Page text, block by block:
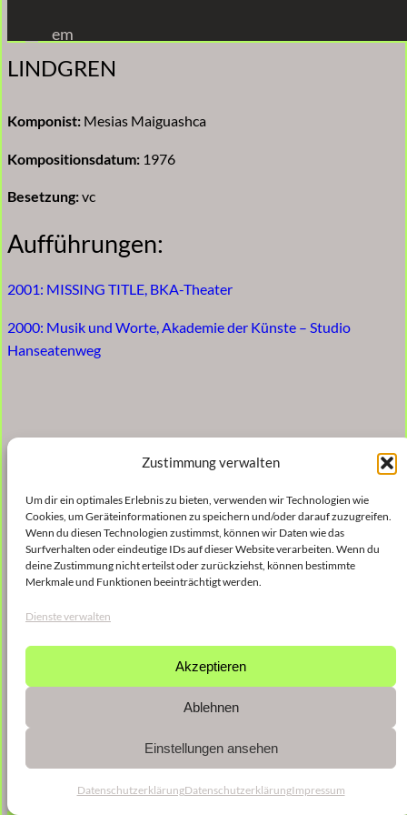
Zustimmung verwalten
Um dir ein optimales Erlebnis zu bieten, verwenden wir Technologien wie
Cookies, um Geräteinformationen zu speichern und/oder darauf zuzugreifen.
Wenn du diesen Technologien zustimmst, können wir Daten wie das
Surfverhalten oder eindeutige IDs auf dieser Website verarbeiten. Wenn du
deine Zustimmung nicht erteilst oder zurückziehst, können bestimmte
Merkmale und Funktionen beeinträchtigt werden.
Dienste verwalten
Akzeptieren
Ablehnen
Einstellungen ansehen
DatenschutzerklärungDatenschutzerklärungImpressum
Inhalt
springen
em
LINDGREN
Komponist: Mesias Maiguashca
Kompositionsdatum: 1976
Besetzung:vc
Aufführungen:
2001: MISSING TITLE, BKA-Theater
2000: Musik und Worte, Akademie der Künste – Studio
Hanseatenweg